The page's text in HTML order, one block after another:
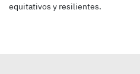
equitativos y resilientes.